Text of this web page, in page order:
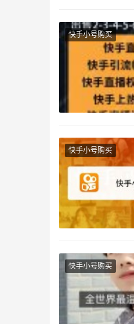
快手小号购买
快手小号购买
快手小号购买